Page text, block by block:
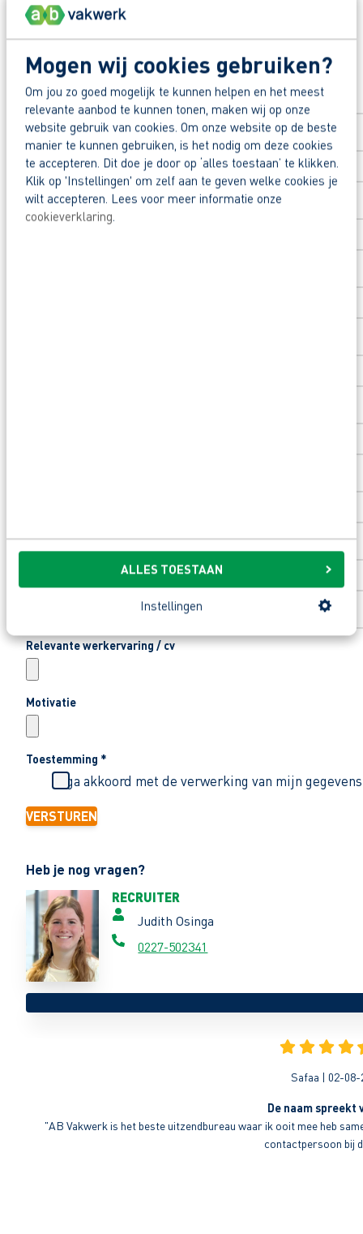
Mogen wij cookies gebruiken?
Om jou zo goed mogelijk te kunnen helpen en het meest
relevante aanbod te kunnen tonen, maken wij op onze
website gebruik van cookies. Om onze website op de beste
manier te kunnen gebruiken, is het nodig om deze cookies
te accepteren. Dit doe je door op ‘alles toestaan’ te klikken.
Klik op 'Instellingen' om zelf aan te geven welke cookies je
wilt accepteren. Lees voor meer informatie onze
cookieverklaring.
ALLES TOESTAAN
Instellingen
Waarom solliciteren via AB Vakwerk?
Snel naar een vast contract.
Beoordeeld door flexkrachten met een 9+.
Opleidingsvoucher van €1.000,00 voor een
Heb je eerst nog vragen? App, bel of mail dan
Solliciteer direct
Voornaam *
Achternaam*
*
Relevante werkervaring / cv
Motivatie
Toestemming *
Ik ga akkoord met de verwerking van mijn
VERSTUREN
Heb je nog vragen?
RECRUITER
Judith Osinga
0227-502341
Safaa | 02-08-
De naam spreekt
"AB Vakwerk is het beste uitzendbureau waar ik ooit mee heb
contactpersoon bij